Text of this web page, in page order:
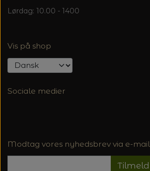
Lørdag: 10.00 - 1400
Vis på shop
Sociale medier
Modtag vores nyhedsbrev via e-mail
Tilmeld